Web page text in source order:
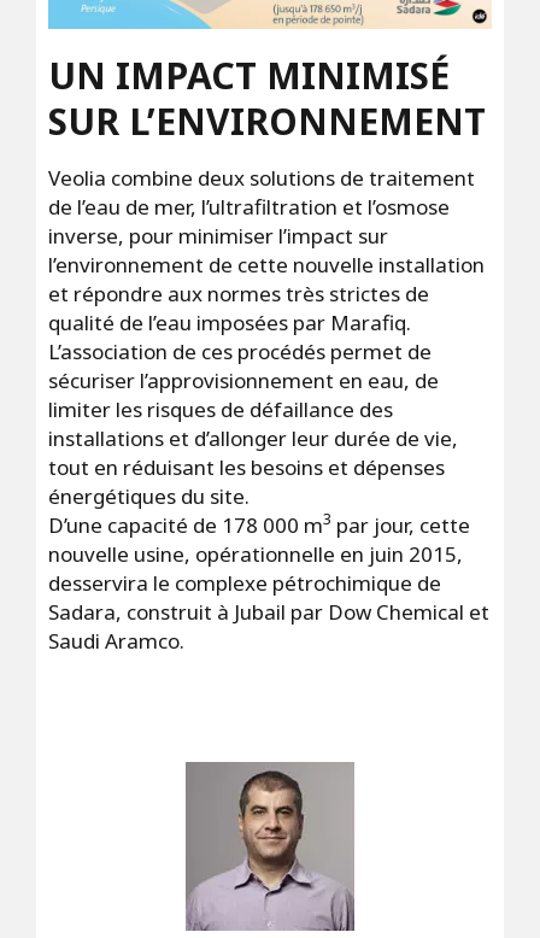
UN IMPACT MINIMISÉ
SUR L’ENVIRONNEMENT
Veolia combine deux solutions de traitement
de l’eau de mer, l’ultrafiltration et l’osmose
inverse, pour minimiser l’impact sur
l’environnement de cette nouvelle installation
et répondre aux normes très strictes de
qualité de l’eau imposées par Marafiq.
L’association de ces procédés permet de
sécuriser l’approvisionnement en eau, de
limiter les risques de défaillance des
installations et d’allonger leur durée de vie,
tout en réduisant les besoins et dépenses
énergétiques du site.
D’une capacité de 178 000 m3 par jour, cette
nouvelle usine, opérationnelle en juin 2015,
desservira le complexe pétrochimique de
Sadara, construit à Jubail par Dow Chemical et
Saudi Aramco.